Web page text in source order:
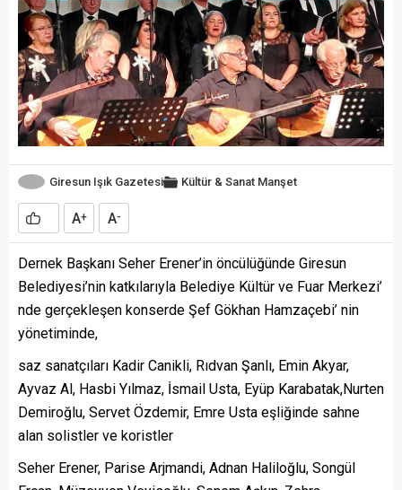
Giresun Işık Gazetesi Kültür & Sanat Manşet
A+ A-
Dernek Başkanı Seher Erener’in öncülüğünde Giresun
Belediyesi’nin katkılarıyla Belediye Kültür ve Fuar Merkezi’
nde gerçekleşen konserde Şef Gökhan Hamzaçebi’ nin
yönetiminde,
saz sanatçıları Kadir Canikli, Rıdvan Şanlı, Emin Akyar,
Ayvaz Al, Hasbi Yılmaz, İsmail Usta, Eyüp Karabatak,Nurten
Demiroğlu, Servet Özdemir, Emre Usta eşliğinde sahne
alan solistler ve koristler
Seher Erener, Parise Arjmandi, Adnan Haliloğlu, Songül